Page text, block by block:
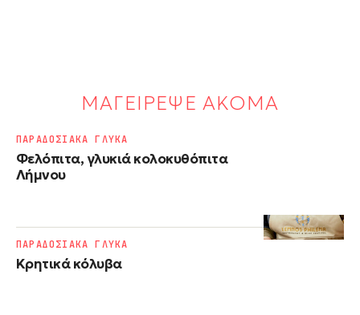
ΜΑΓΕΙΡΕΨΕ ΑΚΟΜΑ
Φελόπιτα, γλυκιά κολοκυθόπιτα
Λήμνου
ΠΑΡΑΔΟΣΙΑΚΑ ΓΛΥΚΑ
Κρητικά κόλυβα
ΠΑΡΑΔΟΣΙΑΚΑ ΓΛΥΚΑ